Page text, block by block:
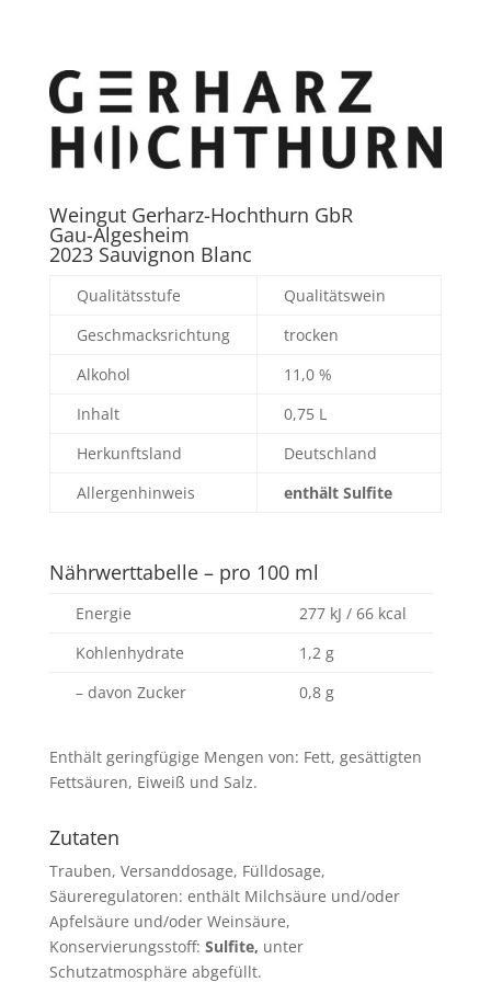
Weingut Gerharz-Hochthurn GbR
Gau-Algesheim
2023 Sauvignon Blanc
Qualitätsstufe
Qualitätswein
Geschmacksrichtung
trocken
Alkohol
11,0 %
Inhalt
0,75 L
Herkunftsland
Deutschland
Allergenhinweis
enthält Sulfite
Nährwerttabelle – pro 100 ml
Energie
277 kJ / 66 kcal
Kohlenhydrate
1,2 g
– davon Zucker
0,8 g
Enthält geringfügige Mengen von: Fett, gesättigten
Fettsäuren, Eiweiß und Salz.
Zutaten
Trauben, Versanddosage, Fülldosage,
Säureregulatoren: enthält Milchsäure und/oder
Apfelsäure und/oder Weinsäure,
Konservierungsstoff: Sulfite, unter
Schutzatmosphäre abgefüllt.